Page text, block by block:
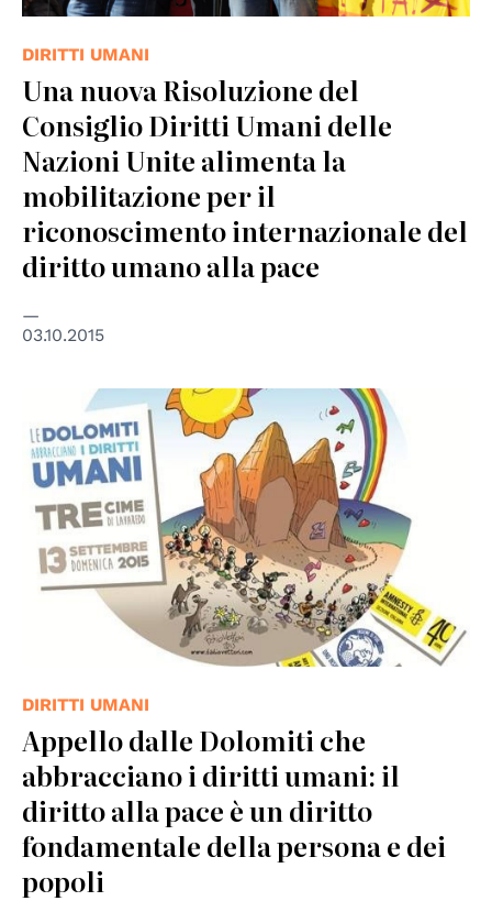
DIRITTI UMANI
Una nuova Risoluzione del
Consiglio Diritti Umani delle
Nazioni Unite alimenta la
mobilitazione per il
riconoscimento internazionale del
diritto umano alla pace
03.10.2015
© Fabio Vettori
DIRITTI UMANI
Appello dalle Dolomiti che
abbracciano i diritti umani: il
diritto alla pace è un diritto
fondamentale della persona e dei
popoli